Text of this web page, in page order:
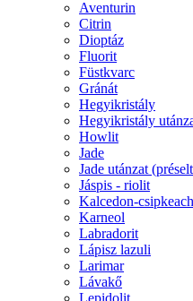
Aventurin
Citrin
Dioptáz
Fluorit
Füstkvarc
Gránát
Hegyikristály
Hegyikristály
Howlit
Jade
Jade utánzat
Jáspis - riolit
Kalcedon-
Karneol
Labradorit
Lápisz lazuli
Larimar
Lávakő